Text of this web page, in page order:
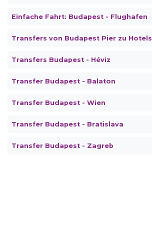
Einfache Fahrt: Budapest - Flughafen
Transfers von Budapest Pier zu Hotels
Transfers Budapest - Héviz
Transfer Budapest - Balaton
Transfer Budapest - Wien
Transfer Budapest - Bratislava
Transfer Budapest - Zagreb